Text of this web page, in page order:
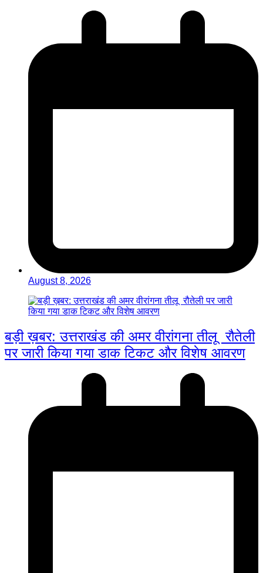
August 8, 2026
बड़ी ख़बर: उत्तराखंड की अमर वीरांगना तीलू रौतेली
पर जारी किया गया डाक टिकट और विशेष आवरण